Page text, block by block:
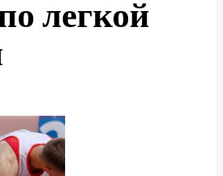
легкой